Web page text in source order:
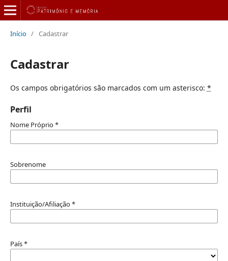
Início / Cadastrar
Cadastrar
Os campos obrigatórios são marcados com um asterisco: *
Perfil
Nome Próprio*
Sobrenome
Instituição/Afiliação*
País*